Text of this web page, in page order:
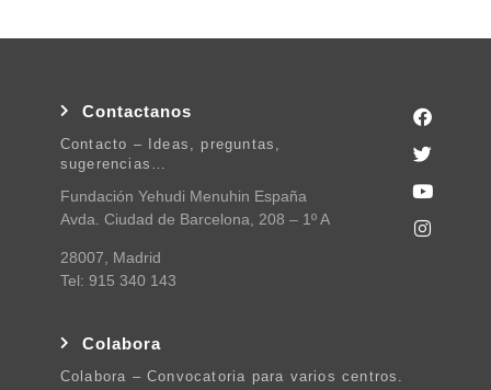
Contactanos
Contacto – Ideas, preguntas,
sugerencias…
Fundación Yehudi Menuhin España
Avda. Ciudad de Barcelona, 208 – 1º A
28007, Madrid
Tel: 915 340 143
Colabora
Colabora – Convocatoria para varios centros.